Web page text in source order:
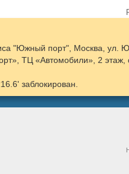
ПОДОБРАТЬ
ЗАПЧАСТИ
"Южный порт", Москва, ул.
ТЦ «Автомобили», 2 этаж,
заблокирован.